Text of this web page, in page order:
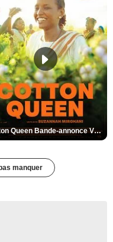
Cotton Queen Bande-annonce VO STFR
manquer